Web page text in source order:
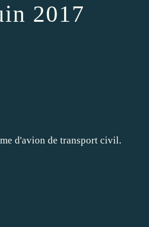
2017
d'avion de transport civil.